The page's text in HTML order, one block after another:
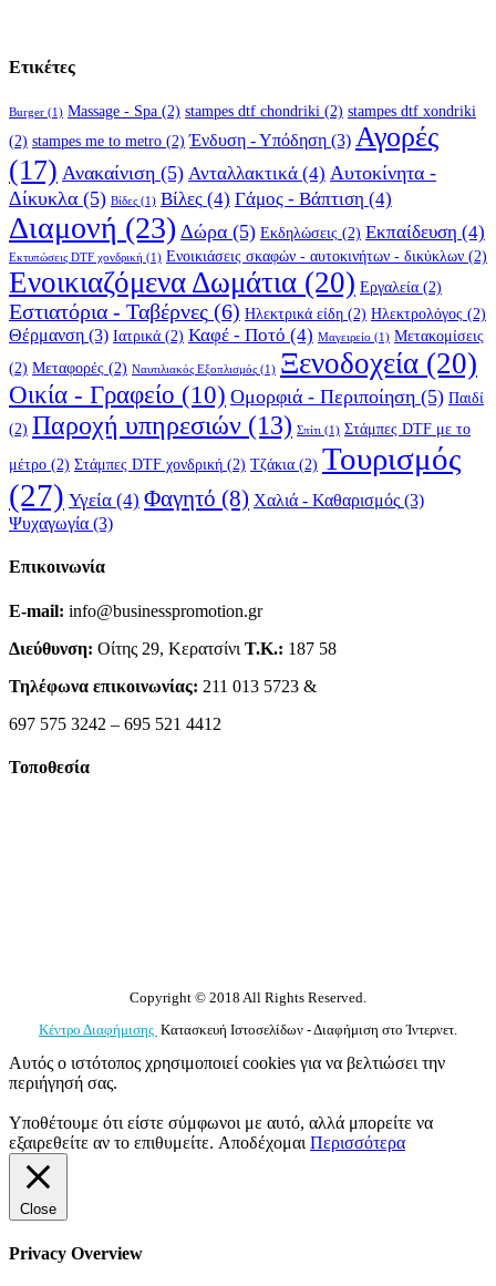
Ετικέτες
Burger (1) Massage - Spa (2) stampes dtf chondriki (2) stampes dtf xondriki
(2) stampes me to metro (2) Ένδυση - Υπόδηση (3) Αγορές
(17) Ανακαίνιση (5) Ανταλλακτικά (4) Αυτοκίνητα -
Δίκυκλα (5) Βίδες (1) Βίλες (4) Γάμος - Βάπτιση (4)
Διαμονή (23) Δώρα (5) Εκδηλώσεις (2) Εκπαίδευση (4)
Εκτυπώσεις DTF χονδρική (1) Ενοικιάσεις σκαφών - αυτοκινήτων - δικύκλων (2)
Ενοικιαζόμενα Δωμάτια (20) Εργαλεία (2)
Εστιατόρια - Ταβέρνες (6) Ηλεκτρικά είδη (2) Ηλεκτρολόγος (2)
Θέρμανση (3) Ιατρικά (2) Καφέ - Ποτό (4) Μαγειρείο (1) Μετακομίσεις
(2) Μεταφορές (2) Ναυτιλιακός Εξοπλισμός (1) Ξενοδοχεία (20)
Οικία - Γραφείο (10) Ομορφιά - Περιποίηση (5) Παιδί
(2) Παροχή υπηρεσιών (13) Σπίτι (1) Στάμπες DTF με το
μέτρο (2) Στάμπες DTF χονδρική (2) Τζάκια (2) Τουρισμός
(27) Υγεία (4) Φαγητό (8) Χαλιά - Καθαρισμός (3)
Ψυχαγωγία (3)
Επικοινωνία
E-mail: info@businesspromotion.gr
Διεύθυνση: Οίτης 29, Κερατσίνι Τ.Κ.: 187 58
Τηλέφωνα επικοινωνίας: 211 013 5723 &
697 575 3242 – 695 521 4412
Τοποθεσία
Copyright © 2018 All Rights Reserved.
Κέντρο Διαφήμισης Κατασκευή Ιστοσελίδων - Διαφήμιση στο Ίντερνετ.
Αυτός ο ιστότοπος χρησιμοποιεί cookies για να βελτιώσει την
περιήγησή σας.
Υποθέτουμε ότι είστε σύμφωνοι με αυτό, αλλά μπορείτε να
εξαιρεθείτε αν το επιθυμείτε. Αποδέχομαι Περισσότερα
Close
Privacy Overview